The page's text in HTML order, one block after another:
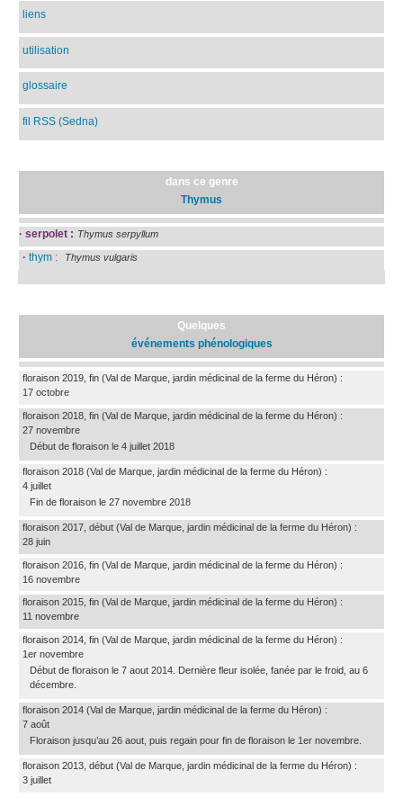
liens
utilisation
glossaire
fil RSS (Sedna)
dans ce genre
Thymus
· serpolet : Thymus serpyllum
· thym : Thymus vulgaris
Quelques
événements phénologiques
floraison 2019, fin (Val de Marque, jardin médicinal de la ferme du Héron) :
17 octobre
floraison 2018, fin (Val de Marque, jardin médicinal de la ferme du Héron) :
27 novembre
Début de floraison le 4 juillet 2018
floraison 2018 (Val de Marque, jardin médicinal de la ferme du Héron) :
4 juillet
Fin de floraison le 27 novembre 2018
floraison 2017, début (Val de Marque, jardin médicinal de la ferme du Héron) :
28 juin
floraison 2016, fin (Val de Marque, jardin médicinal de la ferme du Héron) :
16 novembre
floraison 2015, fin (Val de Marque, jardin médicinal de la ferme du Héron) :
11 novembre
floraison 2014, fin (Val de Marque, jardin médicinal de la ferme du Héron) :
1er novembre
Début de floraison le 7 aout 2014. Dernière fleur isolée, fanée par le froid, au 6
décembre.
floraison 2014 (Val de Marque, jardin médicinal de la ferme du Héron) :
7 août
Floraison jusqu’au 26 aout, puis regain pour fin de floraison le 1er novembre.
floraison 2013, début (Val de Marque, jardin médicinal de la ferme du Héron) :
3 juillet